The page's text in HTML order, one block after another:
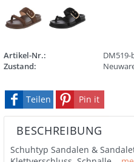
Artikel-Nr.:
Zustand:
Teilen Pin it
BESCHREIBUNG
Schuhtyp Sandalen &